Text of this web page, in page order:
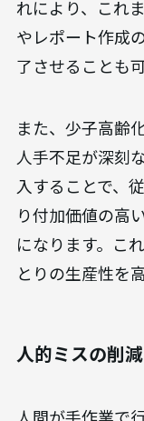
れにより、これ
やレポート作成
了させることも
また、少子高齢
人手不足が深刻
入することで、
り付加価値の高
になります。こ
とりの生産性を
人的ミスの削
人間が手作業で